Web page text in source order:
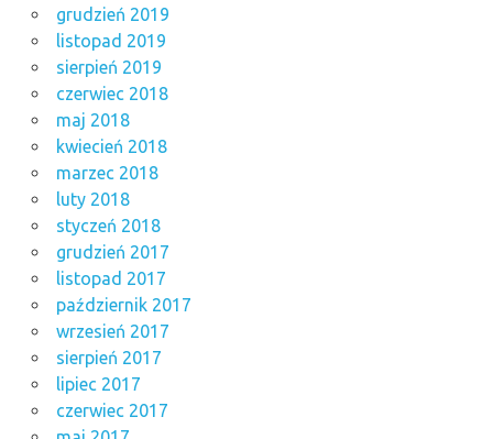
grudzień 2019
listopad 2019
sierpień 2019
czerwiec 2018
maj 2018
kwiecień 2018
marzec 2018
luty 2018
styczeń 2018
grudzień 2017
listopad 2017
październik 2017
wrzesień 2017
sierpień 2017
lipiec 2017
czerwiec 2017